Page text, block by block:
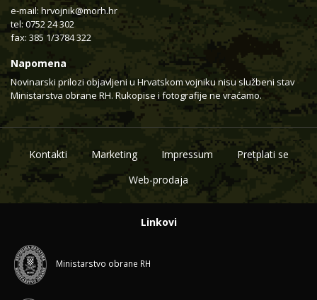
e-mail: hrvojnik@morh.hr
tel: 0752 24 302
fax: 385 1/3784 322
Napomena
Novinarski prilozi objavljeni u Hrvatskom vojniku nisu službeni stav
Ministarstva obrane RH. Rukopise i fotografije ne vraćamo.
Kontakti Marketing Impressum
Pretplati se
Web-prodaja
Linkovi
Ministarstvo obrane RH